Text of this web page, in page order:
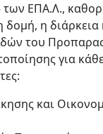
ΕΠΑ.Λ.,
δομή, η διάρκεια
του
για
και